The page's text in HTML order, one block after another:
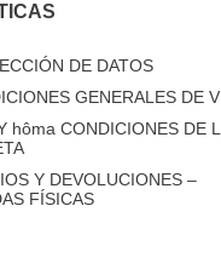
DE DATOS
GENERALES DE
hôma CONDICIONES DE
Y DEVOLUCIONES –
FÍSICAS